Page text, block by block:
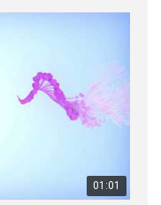
00:58